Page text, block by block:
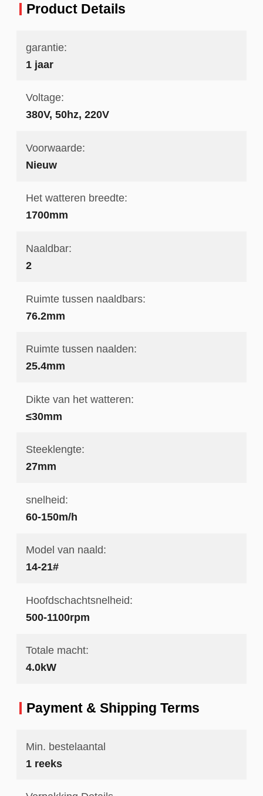
Product Details
garantie:
1 jaar
Voltage:
380V, 50hz, 220V
Voorwaarde:
Nieuw
Het watteren breedte:
1700mm
Naaldbar:
2
Ruimte tussen naaldbars:
76.2mm
Ruimte tussen naalden:
25.4mm
Dikte van het watteren:
≤30mm
Steeklengte:
27mm
snelheid:
60-150m/h
Model van naald:
14-21#
Hoofdschachtsnelheid:
500-1100rpm
Totale macht:
4.0kW
Payment & Shipping Terms
Min. bestelaantal
1 reeks